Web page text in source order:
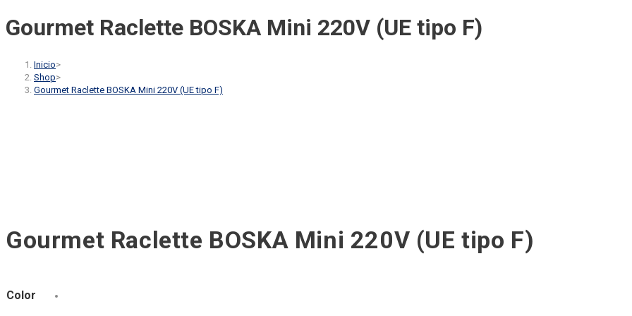
Gourmet Raclette BOSKA Mini 220V (UE tipo F)
Inicio>
Shop>
Gourmet Raclette BOSKA Mini 220V (UE tipo F)
Gourmet Raclette BOSKA Mini 220V (UE tipo F)
Color